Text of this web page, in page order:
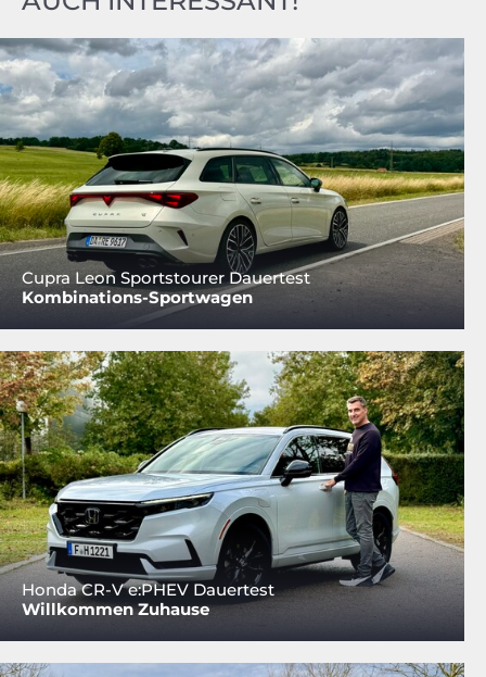
Cupra Leon Sportstourer Dauertest
Kombinations-Sportwagen
Honda CR-V e:PHEV Dauertest
Willkommen Zuhause